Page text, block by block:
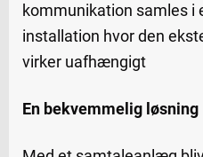
kommunikation samles i
installation hvor den
virker uafhængigt
En bekvemmelig løsning